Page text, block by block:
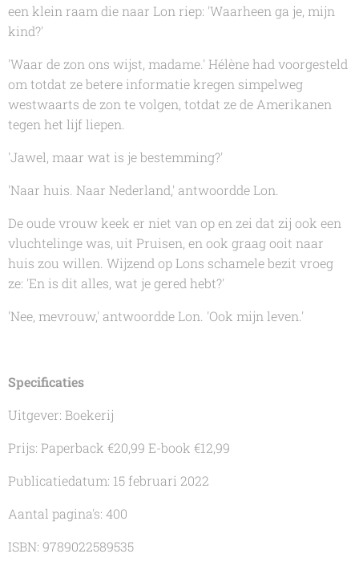
een klein raam die naar Lon riep: 'Waarheen ga je, mijn
kind?'
'Waar de zon ons wijst, madame.' Hélène had voorgesteld
om totdat ze betere informatie kregen simpelweg
westwaarts de zon te volgen, totdat ze de Amerikanen
tegen het lijf liepen.
'Jawel, maar wat is je bestemming?'
'Naar huis. Naar Nederland,' antwoordde Lon.
De oude vrouw keek er niet van op en zei dat zij ook een
vluchtelinge was, uit Pruisen, en ook graag ooit naar
huis zou willen. Wijzend op Lons schamele bezit vroeg
ze: 'En is dit alles, wat je gered hebt?'
'Nee, mevrouw,' antwoordde Lon. 'Ook mijn leven.'
Specificaties
Uitgever: Boekerij
Prijs: Paperback €20,99 E-book €12,99
Publicatiedatum: 15 februari 2022
Aantal pagina's: 400
ISBN: 9789022589535